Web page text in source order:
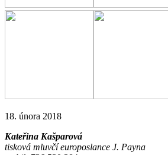
18. února 2018
Kateřina Kašparová
tisková mluvčí europoslance J. Payna